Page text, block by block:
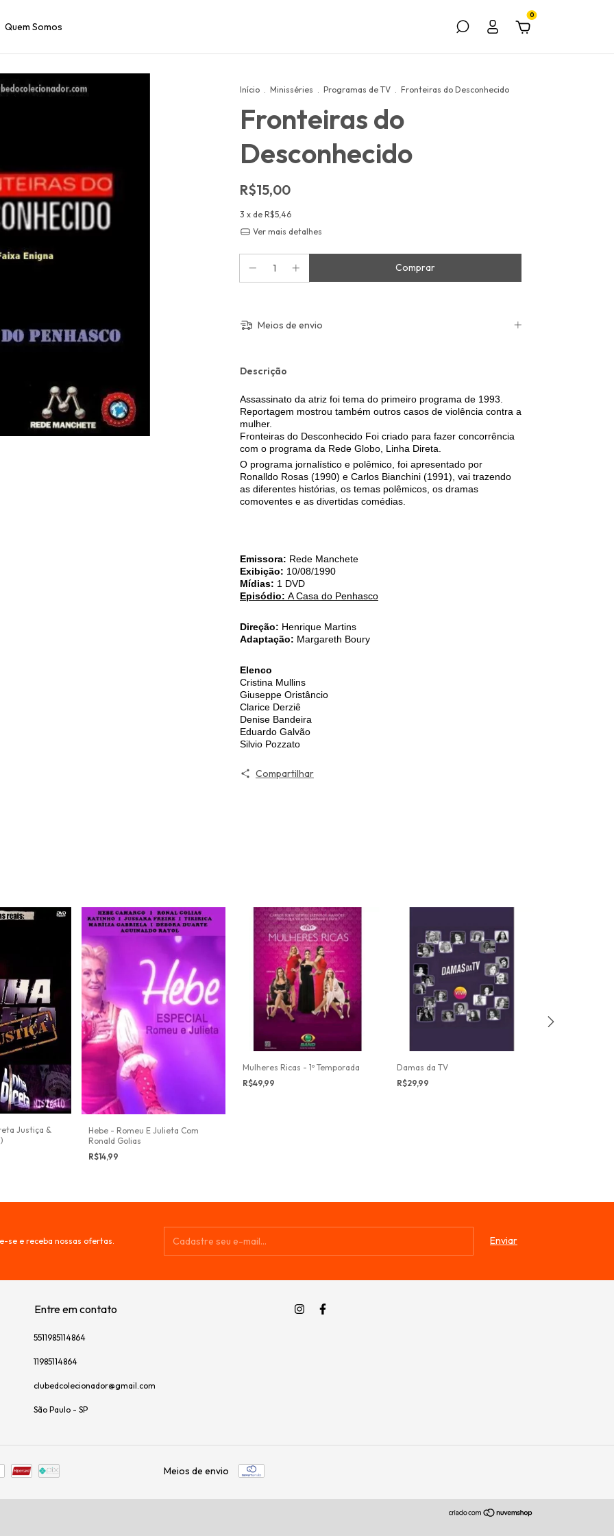
Quem Somos
0
Início . Minisséries . Programas de TV . Fronteiras do Desconhecido
Fronteiras do
Desconhecido
R$15,00
3 x de R$5,46
Ver mais detalhes
Meios de envio
Descrição
Assassinato da atriz foi tema do primeiro programa de 1993.
Reportagem mostrou também outros casos de violência contra a
mulher.
Fronteiras do Desconhecido Foi criado para fazer concorrência
com o programa da Rede Globo, Linha Direta.
O programa jornalístico e polêmico, foi apresentado por
Ronalldo Rosas (1990) e Carlos Bianchini (1991), vai trazendo
as diferentes histórias, os temas polêmicos, os dramas
comoventes e as divertidas comédias.
Emissora: Rede Manchete
Exibição: 10/08/1990
Mídias: 1 DVD
Episódio: A Casa do Penhasco
Direção: Henrique Martins
Adaptação: Margareth Boury
Elenco
Cristina Mullins
Giuseppe Oristâncio
Clarice Derziê
Denise Bandeira
Eduardo Galvão
Silvio Pozzato
Compartilhar
Justiça &
Hebe - Romeu E Julieta Com
Ronald Golias
R$14,99
Mulheres Ricas - 1º Temporada
R$49,99
Damas da TV
R$29,99
se e receba nossas ofertas.
Entre em contato
5511985114864
11985114864
clubedcolecionador@gmail.com
São Paulo - SP
Meios de envio